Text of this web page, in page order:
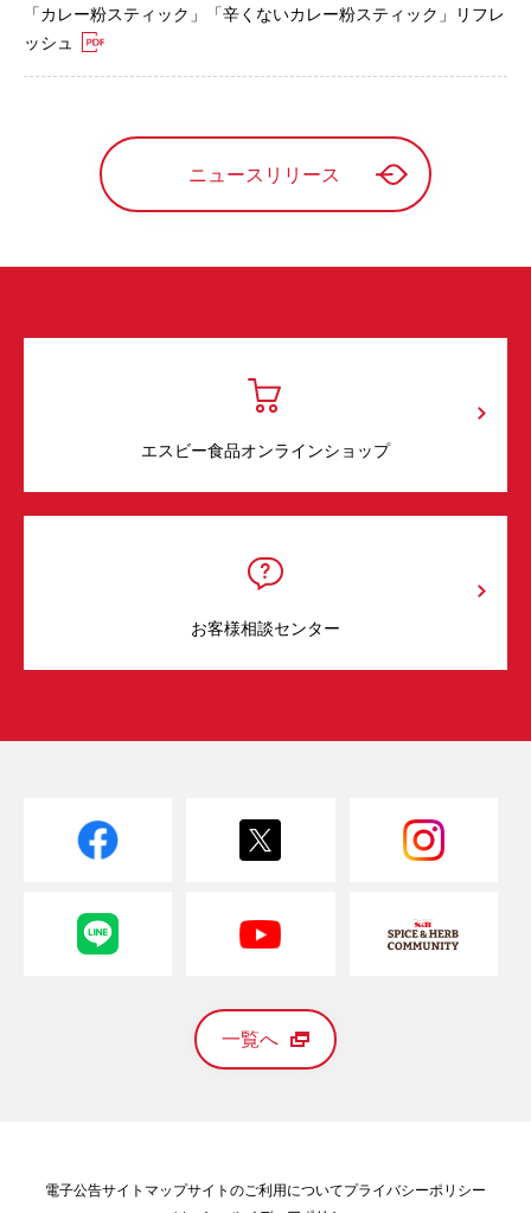
「カレー粉スティック」「辛くないカレー粉スティック」リフレ
ッシュ
ニュースリリース
エスビー食品オンラインショップ
お客様相談センター
一覧へ
電子公告サイトマップサイトのご利用についてプライバシーポリシー